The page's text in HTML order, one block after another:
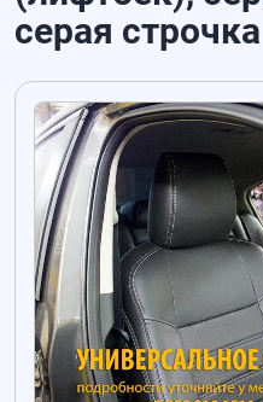
серая строчка